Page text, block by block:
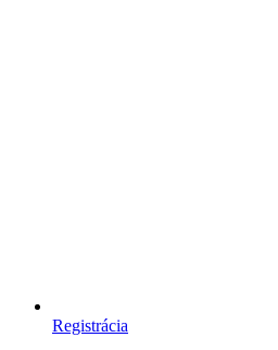
Registrácia